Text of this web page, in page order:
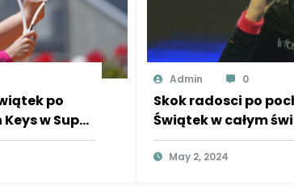
po
w Super
Admin 0
Skok radosci po
Świątek w całym
May 2, 2024